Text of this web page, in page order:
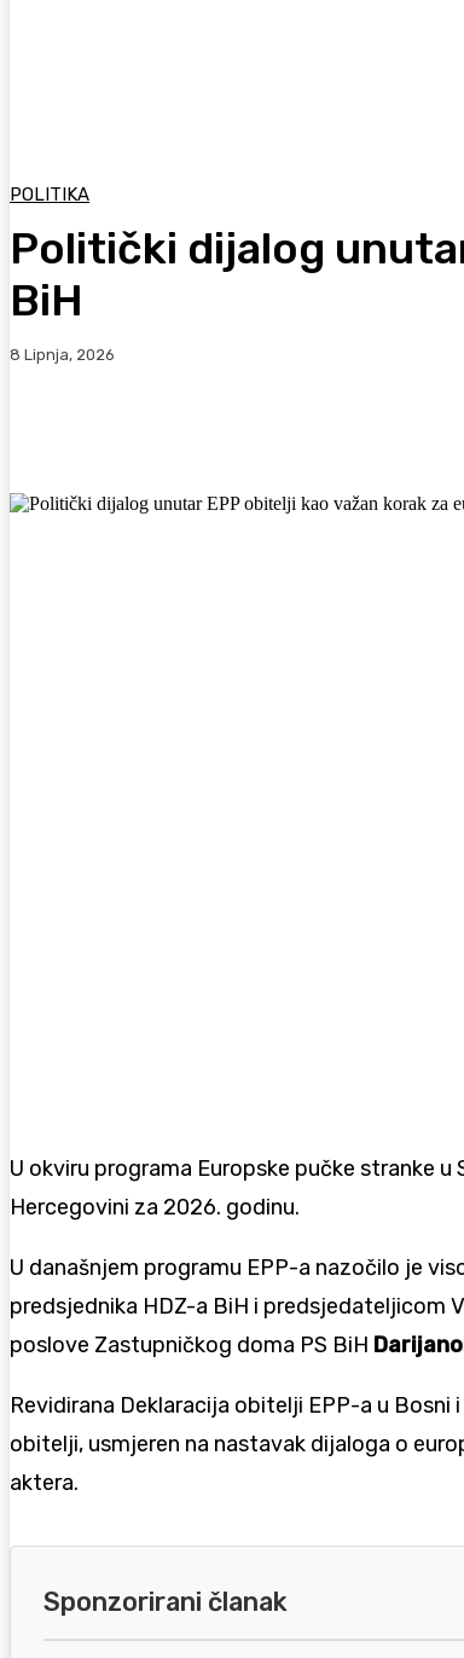
POLITIKA
Politički dijalog
BiH
8 Lipnja, 2026
U okviru programa Europske pučke stranke
Hercegovini za 2026. godinu.
U današnjem programu EPP-a nazočilo je
predsjednika HDZ-a BiH i predsjedateljicom
poslove Zastupničkog doma PS BiH
Revidirana Deklaracija obitelji EPP-a u
obitelji, usmjeren na nastavak dijaloga o
aktera.
Sponzorirani članak